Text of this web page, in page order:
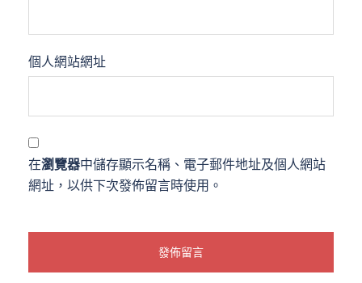
個人網站網址
在瀏覽器中儲存顯示名稱、電子郵件地址及個人網站
網址，以供下次發佈留言時使用。